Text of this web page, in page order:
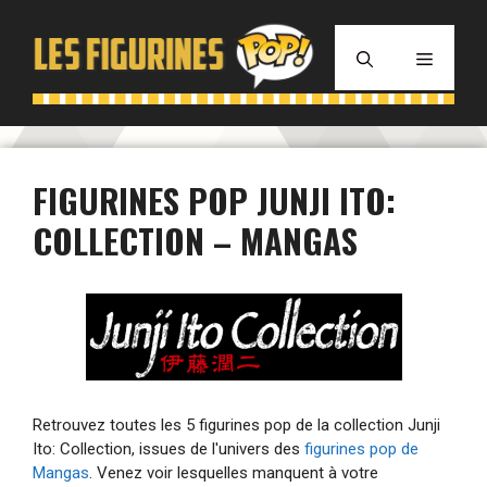
contenu
MENU
FIGURINES POP JUNJI ITO:
COLLECTION – MANGAS
Retrouvez toutes les 5 figurines pop de la collection Junji
Ito: Collection, issues de l'univers des figurines pop de
Mangas. Venez voir lesquelles manquent à votre